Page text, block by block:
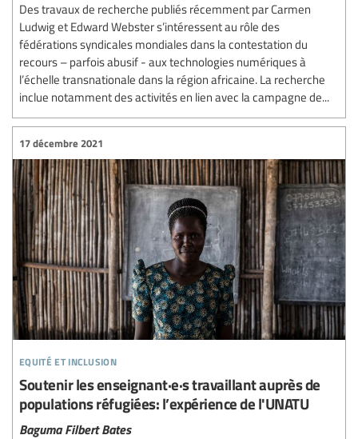
Des travaux de recherche publiés récemment par Carmen
Ludwig et Edward Webster s’intéressent au rôle des
fédérations syndicales mondiales dans la contestation du
recours – parfois abusif - aux technologies numériques à
l’échelle transnationale dans la région africaine. La recherche
inclue notamment des activités en lien avec la campagne de...
equité et inclusion
17 décembre 2021
Soutenir les enseignant·e·s travaillant auprès de
populations réfugiées: l’expérience de l'UNATU
Baguma Filbert Bates